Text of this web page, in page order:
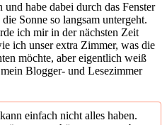
habe dabei durch das Fenster
Sonne so langsam untergeht.
ich mir in der nächsten Zeit
ich unser extra Zimmer, was die
möchte, aber eigentlich weiß
Blogger- und Lesezimmer
einfach nicht alles haben.